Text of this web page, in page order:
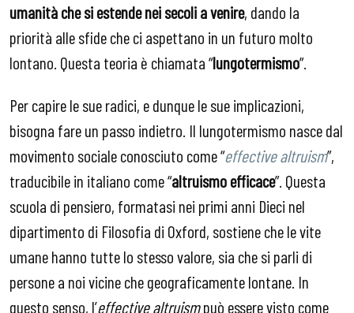
umanità che si estende nei secoli a venire, dando la
priorità alle sfide che ci aspettano in un futuro molto
lontano. Questa teoria è chiamata “lungotermismo”.
Per capire le sue radici, e dunque le sue implicazioni,
bisogna fare un passo indietro. Il lungotermismo nasce dal
movimento sociale conosciuto come “effective altruism”,
traducibile in italiano come “altruismo efficace”. Questa
scuola di pensiero, formatasi nei primi anni Dieci nel
dipartimento di Filosofia di Oxford, sostiene che le vite
umane hanno tutte lo stesso valore, sia che si parli di
persone a noi vicine che geograficamente lontane. In
questo senso, l’effective altruismpuò essere visto come